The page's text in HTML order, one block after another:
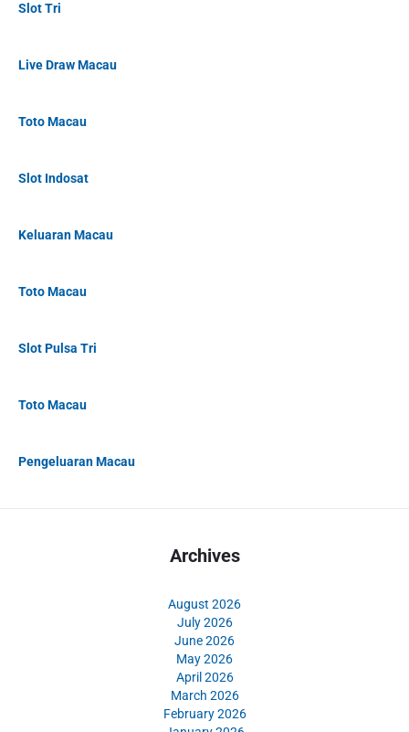
Slot Tri
Live Draw Macau
Toto Macau
Slot Indosat
Keluaran Macau
Toto Macau
Slot Pulsa Tri
Toto Macau
Pengeluaran Macau
Archives
August 2026
July 2026
June 2026
May 2026
April 2026
March 2026
February 2026